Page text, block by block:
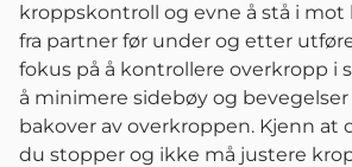
kroppskontroll og evne å stå i
fra partner før under og etter
fokus på å kontrollere overkropp i
å minimere sidebøy og
bakover av overkroppen. Kjenn at
du stopper og ikke må justere